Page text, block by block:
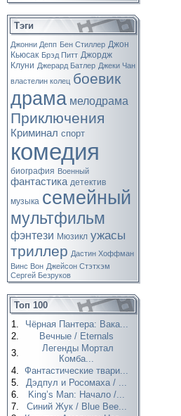
Тэги
Джонни Депп Бен Стиллер Джон
Кьюсак Брэд Питт Джордж
Клуни Джерард Батлер Джеки Чан
властелин колец боевик
драма мелодрама
Приключения
Криминал спорт
комедия
биография Военный
фантастика детектив
музыка семейный
мультфильм
фэнтези Мюзикл ужасы
триллер Дастин Хоффман
Винс Вон Джейсон Стэтхэм
Сергей Безруков
Топ 100
1.
Чёрная Пантера: Вака...
2.
Вечные / Eternals
3.
Легенды Мортал
Комба...
4. Фантастические твари...
5.
Дэдпул и Росомаха / ...
6.
King’s Man: Начало /...
7.
Синий Жук / Blue Bee...